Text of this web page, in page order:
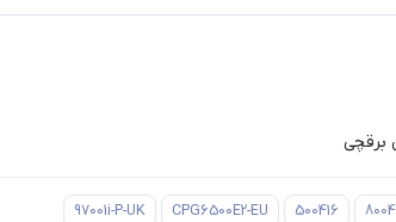
500416
CPG6500E2-EU
97001i-P-UK